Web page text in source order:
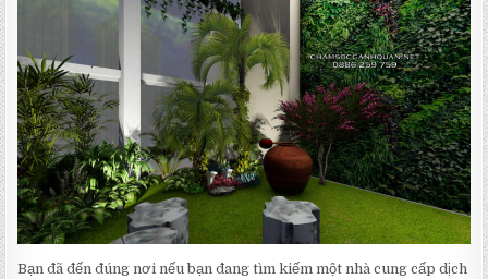
Bạn đã đến đúng nơi nếu bạn đang tìm kiếm một nhà cung cấp dịch